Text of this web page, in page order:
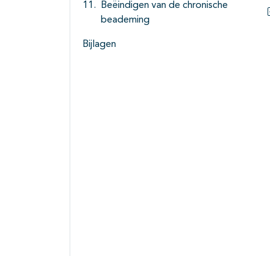
Beëindigen van de chronische
beademing
Bijlagen